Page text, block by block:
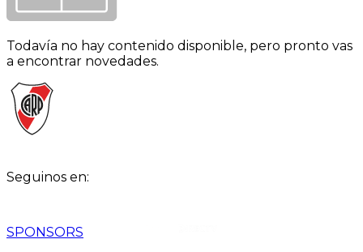
Todavía no hay contenido disponible, pero pronto vas
a encontrar novedades.
Seguinos en:
SPONSORS